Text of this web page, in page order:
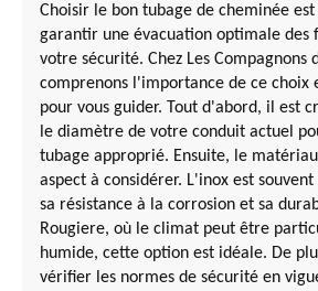
Choisir le bon tubage de cheminée
garantir une évacuation optimale des
votre sécurité. Chez Les Compagnons
comprenons l'importance de ce choix
pour vous guider. Tout d'abord, il est
le diamètre de votre conduit actuel
tubage approprié. Ensuite, le
aspect à considérer. L'inox est
sa résistance à la corrosion et sa
Rougiere, où le climat peut être
humide, cette option est idéale. De
vérifier les normes de sécurité en